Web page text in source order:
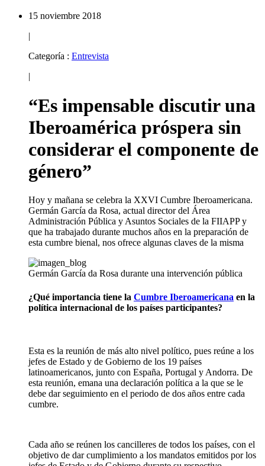
15 noviembre 2018
|
Categoría : Entrevista
|
“Es impensable discutir una
Iberoamérica próspera sin
considerar el componente de
género”
Hoy y mañana se celebra la XXVI Cumbre Iberoamericana.
Germán García da Rosa, actual director del Área
Administración Pública y Asuntos Sociales de la FIIAPP y
que ha trabajado durante muchos años en la preparación de
esta cumbre bienal, nos ofrece algunas claves de la misma
Germán García da Rosa durante una intervención pública
¿Qué importancia tiene la Cumbre Iberoamericana en la
política internacional de los países participantes?
Esta es la reunión de más alto nivel político, pues reúne a los
jefes de Estado y de Gobierno de los 19 países
latinoamericanos, junto con España, Portugal y Andorra. De
esta reunión, emana una declaración política a la que se le
debe dar seguimiento en el periodo de dos años entre cada
cumbre.
Cada año se reúnen los cancilleres de todos los países, con el
objetivo de dar cumplimiento a los mandatos emitidos por los